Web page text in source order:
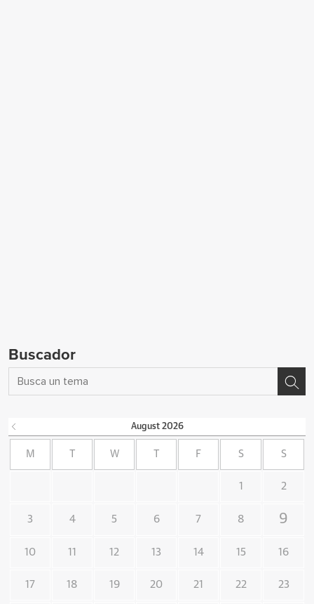
Buscador
August 2026
M W F S S
1 2
3 4 5 6 7 8 9
10 11 12 13 14 15 16
17 18 19 20 21 22 23